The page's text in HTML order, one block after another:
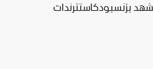
بزنسبودكاستترندات